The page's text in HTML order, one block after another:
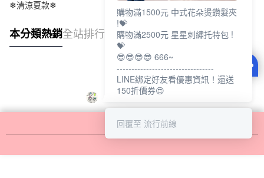
❄清涼夏款❄
本分類熱銷全站排行
購物滿1500元 中式花朵燙鑽髮夾
!💝
購物滿2500元 星星刺繡托特包 !
💝
😎😎😎😎 666~
---------------------------------
LINE綁定好友看優惠資訊！還送
150折價券😍
回覆至 流行前線